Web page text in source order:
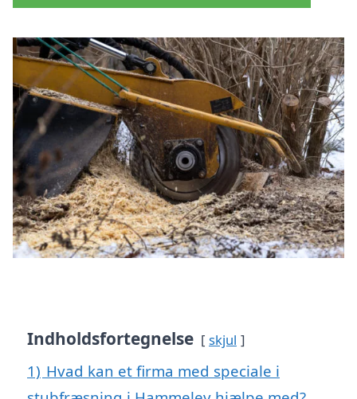
Indholdsfortegnelse skjul
1) Hvad kan et firma med speciale i